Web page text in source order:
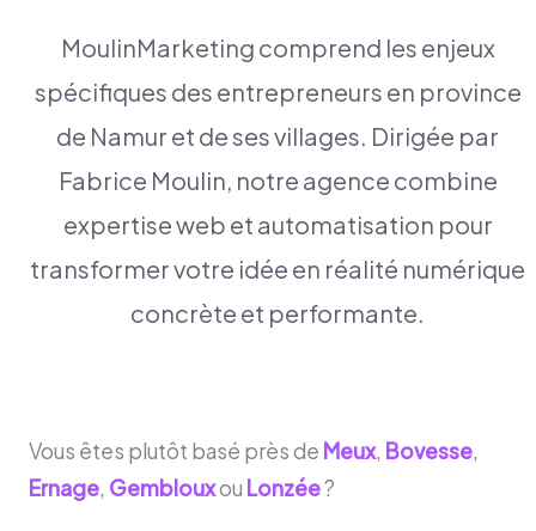
MoulinMarketing comprend les enjeux
spécifiques des entrepreneurs en province
de Namur et de ses villages. Dirigée par
Fabrice Moulin, notre agence combine
expertise web et automatisation pour
transformer votre idée en réalité numérique
concrète et performante.
Vous êtes plutôt basé près de Meux, Bovesse,
Ernage, Gemblouxou Lonzée?